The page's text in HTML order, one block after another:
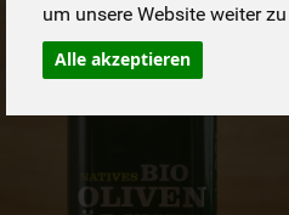
um unsere Website weiter
Alle akzeptieren